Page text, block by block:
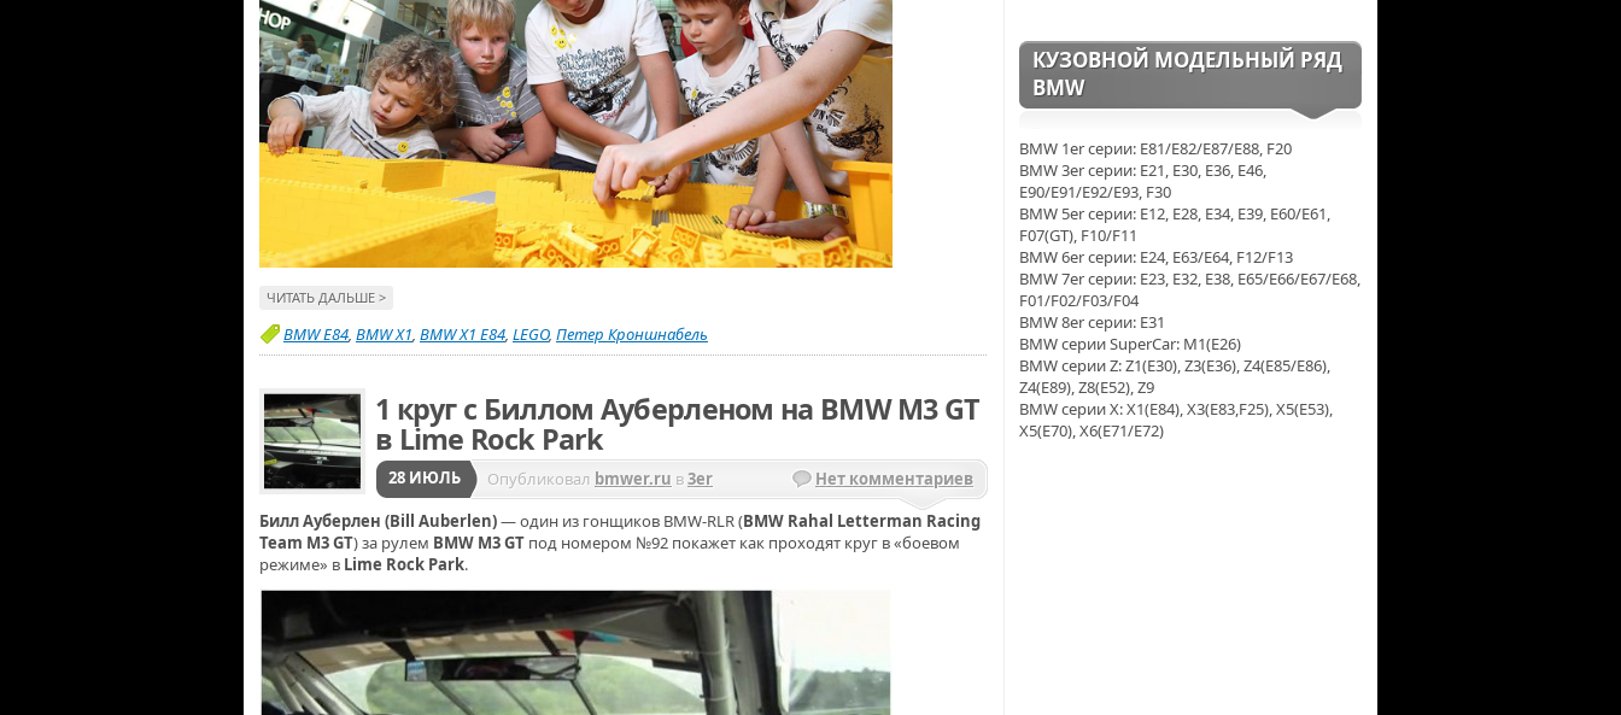
ЧИТАТЬ ДАЛЬШЕ >
BMW E84, BMW X1, BMW X1 E84, LEGO, Петер Кроншнабель
1 круг с Биллом Ауберленом на BMW M3 GT
в Lime Rock Park
28 ИЮЛЬ Опубликовал bmwer.ru в3er
Нет комментариев
Билл Ауберлен (Bill Auberlen)— один из гонщиков BMW-RLR (BMW Rahal Letterman Racing
Team M3 GT) за рулем BMW M3 GT под номером №92 покажет как проходят круг в «боевом
режиме» в Lime Rock Park.
КУЗОВНОЙ МОДЕЛЬНЫЙ РЯД
BMW
BMW 1er серии: E81/E82/E87/E88, F20
BMW 3er серии: E21, E30, E36, E46,
E90/E91/E92/E93, F30
BMW 5er серии: E12, E28, E34, E39, E60/E61,
F07(GT), F10/F11
BMW 6er серии: E24, E63/E64, F12/F13
BMW 7er серии: E23, E32, E38, E65/E66/E67/E68,
F01/F02/F03/F04
BMW 8er серии: E31
BMW серии SuperCar: M1(E26)
BMW серии Z: Z1(E30), Z3(E36), Z4(E85/E86),
Z4(E89), Z8(E52), Z9
BMW серии X: X1(E84), X3(E83,F25), X5(Е53),
X5(E70), X6(E71/E72)